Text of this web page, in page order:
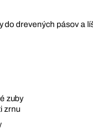
do drevených pásov a
zuby
zrnu